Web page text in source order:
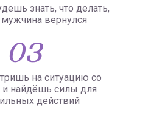
03
знать, что делать,
вернулся
на ситуацию со
и найдёшь силы для
действий